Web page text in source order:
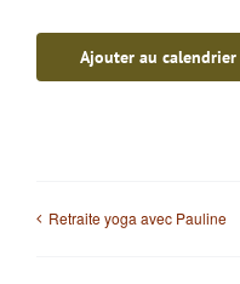
Ajouter au calendrier
Retraite yoga avec Pauline